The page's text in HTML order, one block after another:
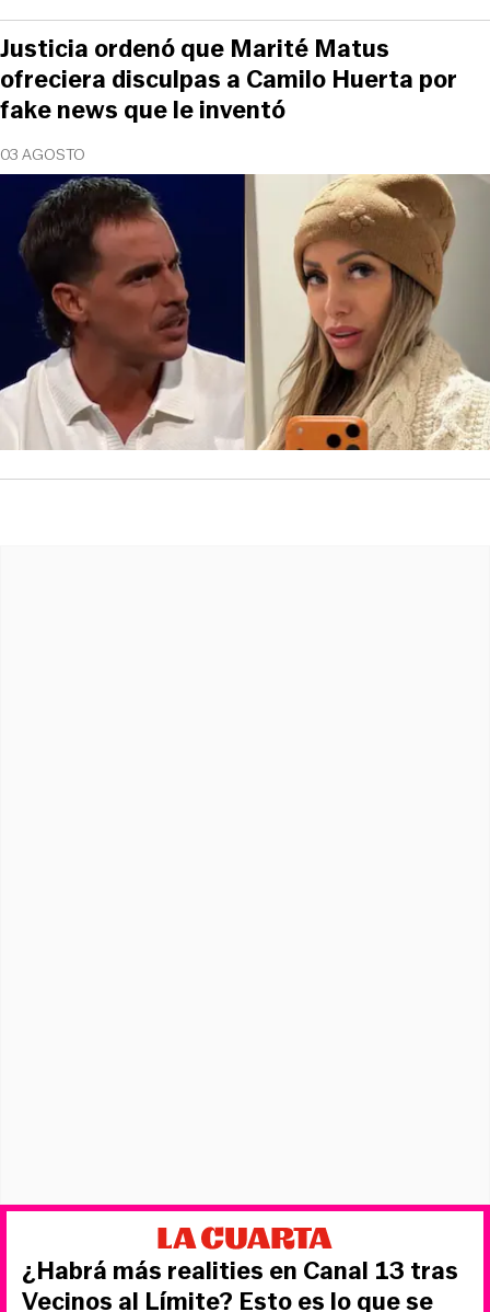
03 AGOSTO
Justicia ordenó que Marité Matus
ofreciera disculpas a Camilo Huerta por
fake news que le inventó
¿Habrá más realities en Canal 13 tras
Vecinos al Límite? Esto es lo que se